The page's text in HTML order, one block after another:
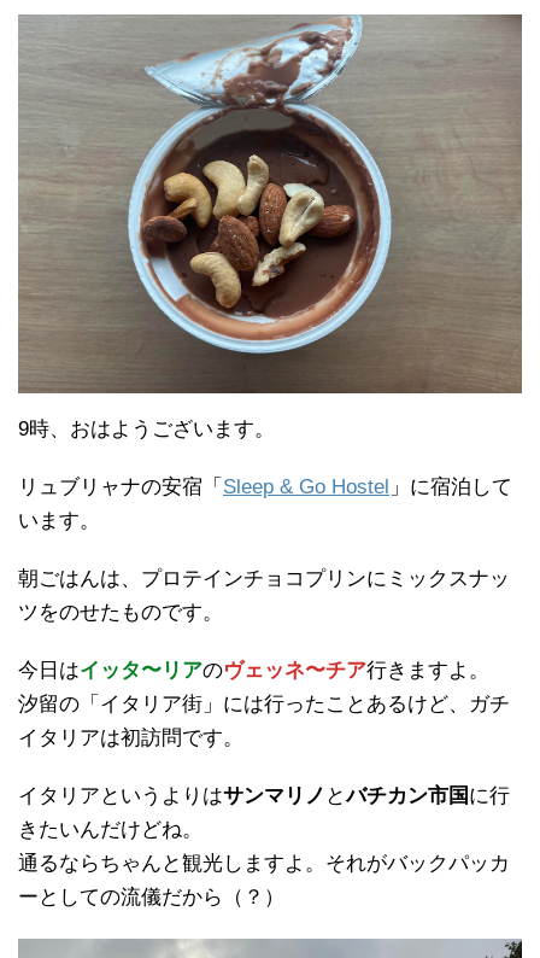
9時、おはようございます。
リュブリャナの安宿「 Sleep & Go Hostel 」に宿泊して
います。
朝ごはんは、プロテインチョコプリンにミックスナッ
ツをのせたものです。
今日はイッタ〜リアのヴェッネ〜チア行きますよ。
汐留の「イタリア街」には行ったことあるけど、ガチ
イタリアは初訪問です。
イタリアというよりはサンマリノ とバチカン市国 に行
きたいんだけどね。
通るならちゃんと観光しますよ。それがバックパッカ
ーとしての流儀だから（？）